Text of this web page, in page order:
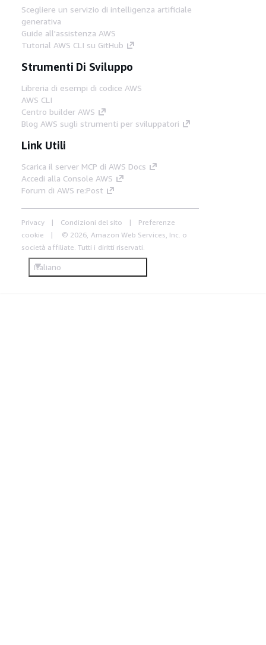
Scegliere un servizio di intelligenza artificiale
generativa
Guide all'assistenza AWS
Tutorial AWS CLI su GitHub
Strumenti Di Sviluppo
Libreria di esempi di codice AWS
AWS CLI
Centro builder AWS
Blog AWS sugli strumenti per sviluppatori
Link Utili
Scarica il server MCP di AWS Docs
Accedi alla Console AWS
Forum di AWS re:Post
Privacy Condizioni del sito
Preferenze
cookie
© 2026, Amazon Web Services, Inc. o
società affiliate. Tutti i diritti riservati.
Italiano